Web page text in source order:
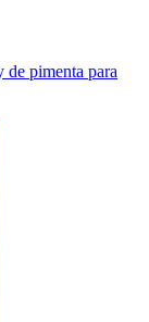
de pimenta para